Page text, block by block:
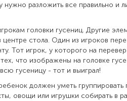
нужно разложить все правильно и
головки гусениц. Другие
стола. Один из игроков
Тот игрок, у которого на
что изображены на головке
гусеницу - тот и выиграл!
должен уметь
овощи или игрушки собирать в